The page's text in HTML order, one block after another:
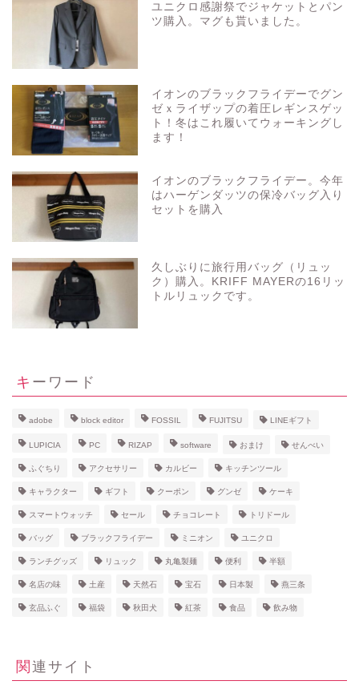
ユニクロ感謝祭でジャケットとパン
ツ購入。マグも貰いました。
イオンのブラックフライデーでグン
ゼｘライザップの着圧レギンスゲッ
ト！冬はこれ履いてウォーキングし
ます！
イオンのブラックフライデー。今年
はハーゲンダッツの保冷バッグ入り
セットを購入
久しぶりに旅行用バッグ（リュッ
ク）購入。KRIFF MAYERの16リッ
トルリュックです。
キーワード
adobe block editor FOSSIL FUJITSU LINEギフト
LUPICIA PC RIZAP software おまけ せんべい
ふぐちり アクセサリー カルビー キッチンツール
キャラクター ギフト クーポン グンゼ ケーキ
スマートウォッチ セール チョコレート トリドール
バッグ ブラックフライデー ミニオン ユニクロ
ランチグッズ リュック 丸亀製麺 便利 半額
名店の味 土産 天然石 宝石 日本製 燕三条
玄品ふぐ 福袋 秋田犬 紅茶 食品 飲み物
関連サイト